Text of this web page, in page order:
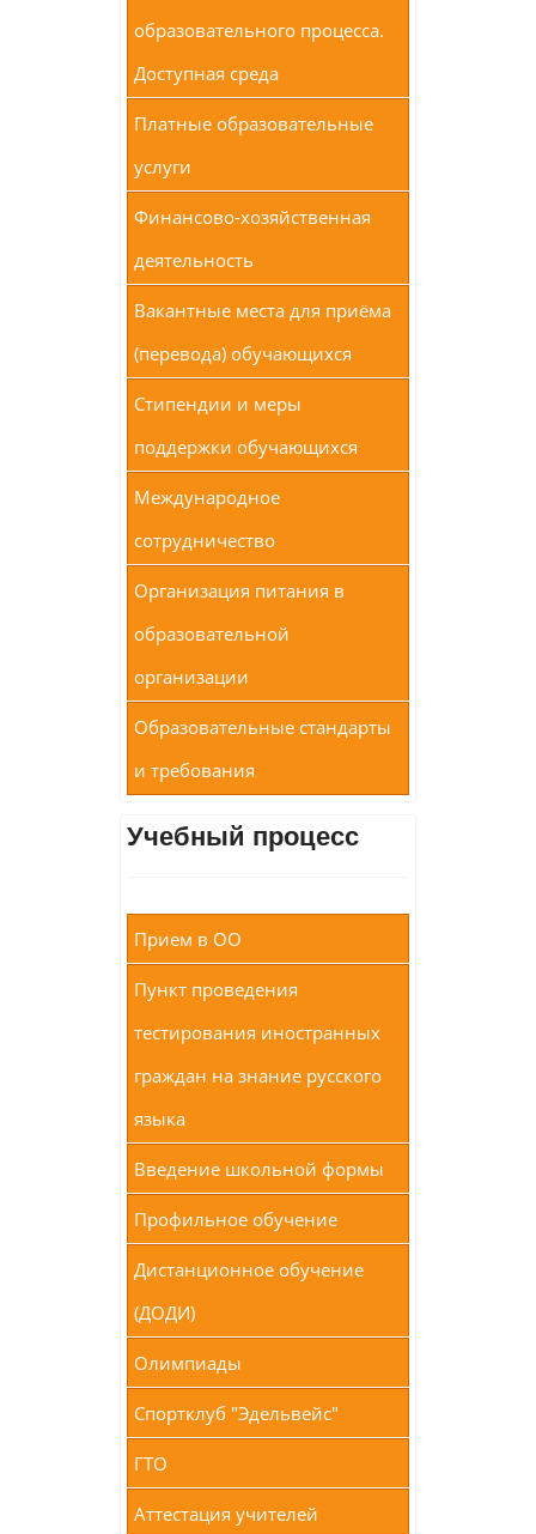
образовательного процесса.
Доступная среда
Платные образовательные
услуги
Финансово-хозяйственная
деятельность
Вакантные места для приёма
(перевода) обучающихся
Стипендии и меры
поддержки обучающихся
Международное
сотрудничество
Организация питания в
образовательной
организации
Образовательные стандарты
и требования
Учебный процесс
Прием в ОО
Пункт проведения
тестирования иностранных
граждан на знание русского
языка
Введение школьной формы
Профильное обучение
Дистанционное обучение
(ДОДИ)
Олимпиады
Спортклуб "Эдельвейс"
ГТО
Аттестация учителей